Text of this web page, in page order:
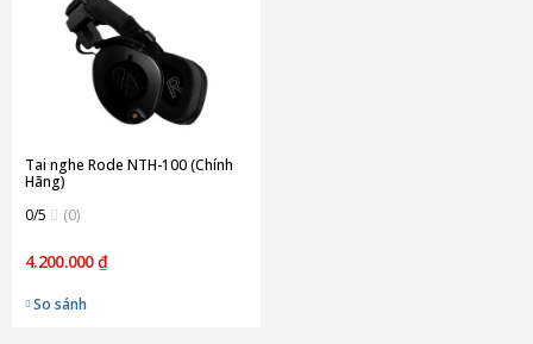
Tai nghe Rode NTH-100 (Chính
Hãng)
0/5
(0)
4.200.000 ₫
So sánh